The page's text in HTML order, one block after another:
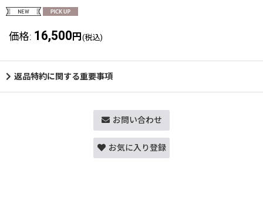
価格: 16,500 円 (税込)
返品特約に関する重要事項
お問い合わせ
お気に入り登録